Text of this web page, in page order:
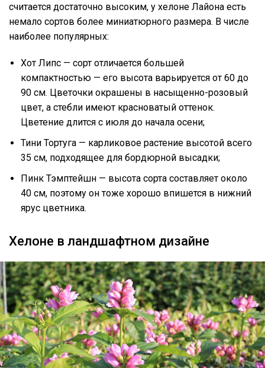
считается достаточно высоким, у хелоне Лайона есть
немало сортов более миниатюрного размера. В числе
наиболее популярных:
Хот Липс — сорт отличается большей
компактностью — его высота варьируется от 60 до
90 см. Цветочки окрашены в насыщенно-розовый
цвет, а стебли имеют красноватый оттенок.
Цветение длится с июля до начала осени;
Тини Тортуга — карликовое растение высотой всего
35 см, подходящее для бордюрной высадки;
Пинк Тэмптейшн — высота сорта составляет около
40 см, поэтому он тоже хорошо впишется в нижний
ярус цветника.
Хелоне в ландшафтном дизайне